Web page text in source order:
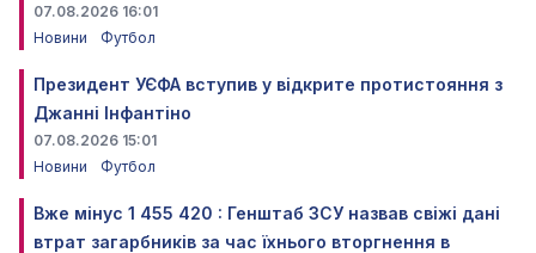
07.08.2026 16:01
Новини
Футбол
Президент УЄФА вступив у відкрите протистояння з
Джанні Інфантіно
07.08.2026 15:01
Новини
Футбол
Вже мінус 1 455 420 : Генштаб ЗСУ назвав свіжі дані
втрат загарбників за час їхнього вторгнення в